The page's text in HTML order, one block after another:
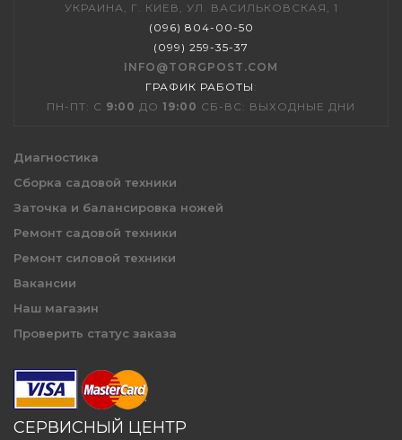
УКРАИНА, Г. КИЕВ, УЛ. ВАСИЛЬКОВСКАЯ, 1
(096) 804-00-50
(099) 259-35-37
INFO@TORGPOST.COM
ГРАФИК РАБОТЫ :
ПН-ПТ: С 9:00 ДО 19:00 СБ-ВС: ВЫХОДНЫЕ ДНИ
Диагностика
Сборка садовой техники
Заточка и балансировка ножей
Ремонт садовой техники
Ремонт силовой техники
Вакансии
Наш магазин
Проверить статус заказа
СЕРВИСНЫЙ ЦЕНТР